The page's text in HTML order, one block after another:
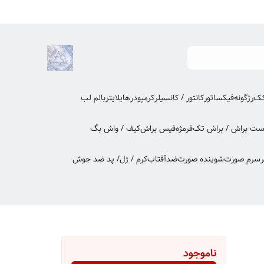
رژگونهفیکساتورکانتور / کانسیلرکرمپودرهایلایتربالم لب
ست براش / براش تکفرمژهفیس براشکیف / واش بگ
سرم صورتشوینده صورتضدآفتابکرم / ژل/ پد ضد جوش
ناموجود